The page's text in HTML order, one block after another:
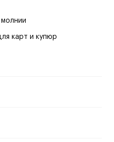
карт и купюр